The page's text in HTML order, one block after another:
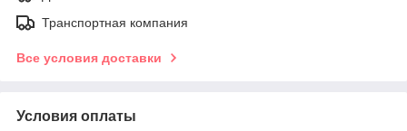
Транспортная компания
Все условия доставки
Условия оплаты